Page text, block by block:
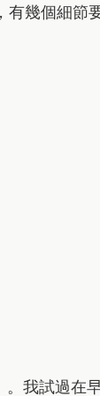
幾個細節
我試過在